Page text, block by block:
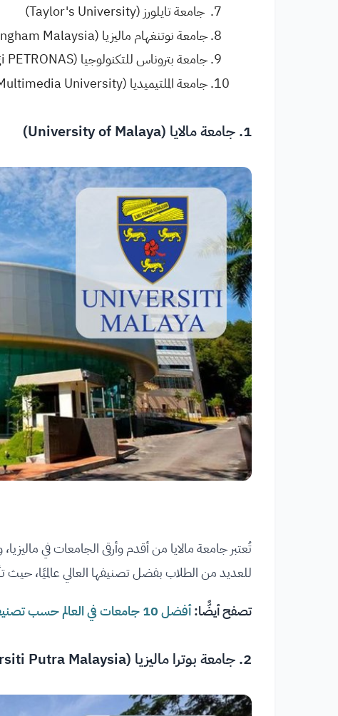
جامعة تايلورز (Taylor's University)
جامعة نوتنغهام ماليزيا (University of Nottingham Malaysia)
جامعة بتروناس للتكنولوجيا (Universiti Teknologi PETRONAS)
جامعة الملتيميديا (Multimedia University)
1. جامعة مالايا (University of Malaya)
تُعتبر جامعة مالايا من أقدم وأرقى الجامعات في
للعديد من الطلاب بفضل تصنيفها العالي عالميًا، حيث تأتي ضمن أفضل 100
تصفح أيضًّا:أفضل 10 جامعات في العالم حسب تصنيف QS للجامعات 2026
2. جامعة بوترا ماليزيا (Universiti Putra Malaysia)